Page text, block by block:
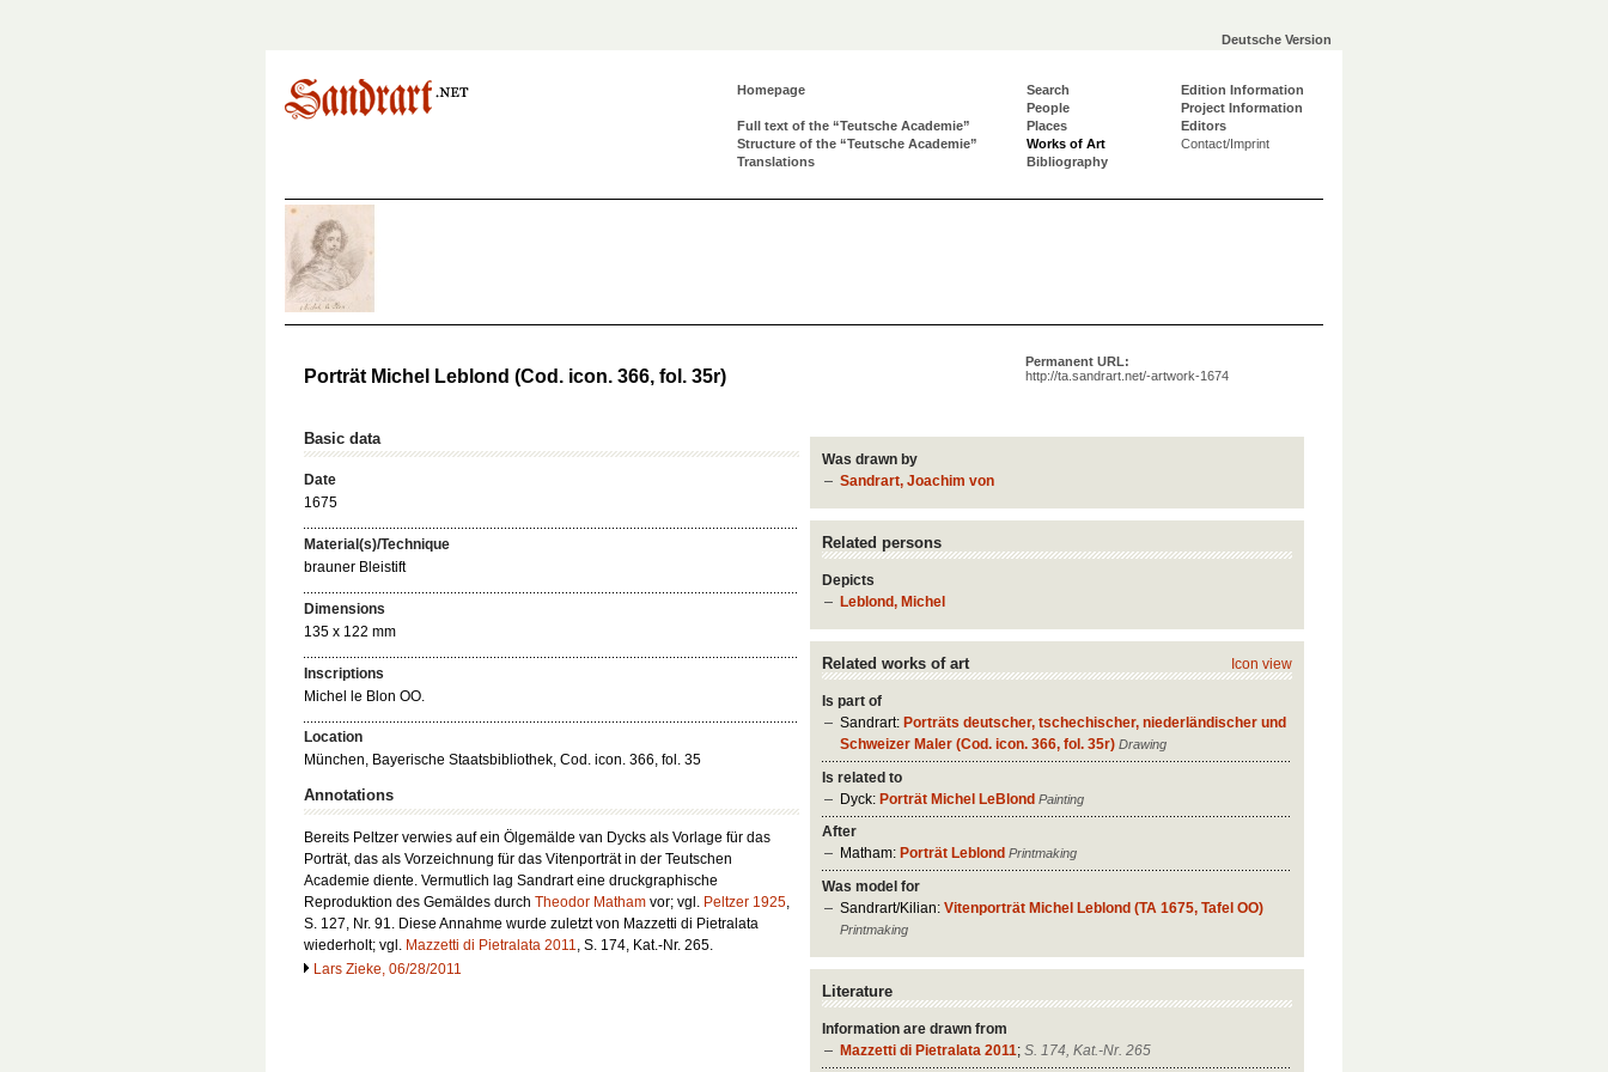
Deutsche Version
Homepage
Full text of the “Teutsche Academie”
Structure of the “Teutsche Academie”
Translations
Search
People
Places
Works of Art
Bibliography
Edition Information
Project Information
Editors
Contact/Imprint
Permanent URL:
http://ta.sandrart.net/-artwork-1674
Porträt Michel Leblond (Cod. icon. 366, fol. 35r)
Was drawn by
Sandrart, Joachim von
Related persons
Depicts
Leblond, Michel
Icon view
Related works of art
Is part of
Sandrart: Porträts deutscher, tschechischer, niederländischer und
Schweizer Maler (Cod. icon. 366, fol. 35r) Drawing
Is related to
Dyck:Porträt Michel LeBlond Painting
After
Matham: Porträt Leblond Printmaking
Was model for
Sandrart/Kilian:Vitenporträt Michel Leblond (TA 1675, Tafel OO)
Printmaking
Literature
Information are drawn from
Mazzetti di Pietralata 2011;S. 174, Kat.-Nr. 265
Basic data
Date
1675
Material(s)/Technique
brauner Bleistift
Dimensions
135 x 122 mm
Inscriptions
Michel le Blon OO.
Location
München, Bayerische Staatsbibliothek, Cod. icon. 366, fol. 35
Annotations
Bereits Peltzer verwies auf ein Ölgemälde van Dycks als Vorlage für das
Porträt, das als Vorzeichnung für das Vitenporträt in der Teutschen
Academie diente. Vermutlich lag Sandrart eine druckgraphische
Reproduktion des Gemäldes durch Theodor Matham vor; vgl. Peltzer 1925,
S. 127, Nr. 91. Diese Annahme wurde zuletzt von Mazzetti di Pietralata
wiederholt; vgl. Mazzetti di Pietralata 2011, S. 174, Kat.-Nr. 265.
Lars Zieke, 06/28/2011